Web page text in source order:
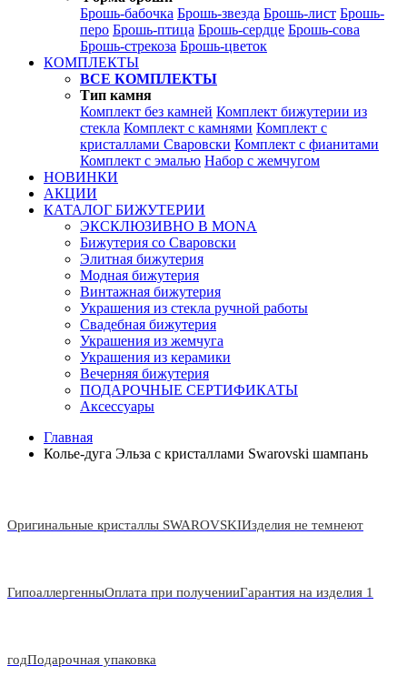
Брошь-бабочка Брошь-звезда Брошь-лист Брошь-
перо Брошь-птица Брошь-сердце Брошь-сова
Брошь-стрекоза Брошь-цветок
КОМПЛЕКТЫ
ВСЕ КОМПЛЕКТЫ
Тип камня
Комплект без камней Комплект бижутерии из
стекла Комплект с камнями Комплект с
кристаллами Сваровски Комплект с фианитами
Комплект с эмалью Набор с жемчугом
НОВИНКИ
АКЦИИ
КАТАЛОГ БИЖУТЕРИИ
ЭКСКЛЮЗИВНО В MONA
Бижутерия со Сваровски
Элитная бижутерия
Модная бижутерия
Винтажная бижутерия
Украшения из стекла ручной работы
Свадебная бижутерия
Украшения из жемчуга
Украшения из керамики
Вечерняя бижутерия
ПОДАРОЧНЫЕ СЕРТИФИКАТЫ
Аксессуары
Главная
Колье-дуга Эльза с кристаллами Swarovski шампань
Оригинальные кристаллы SWAROVSKIИзделия не темнеют
ГипоаллергенныОплата при полученииГарантия на изделия 1
годПодарочная упаковка